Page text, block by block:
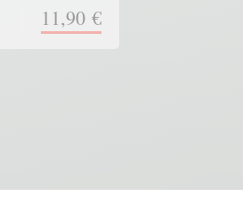
11,90 €